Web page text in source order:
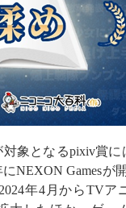
象となるpixiv賞に
NEXON Gamesが
年4月からTVア